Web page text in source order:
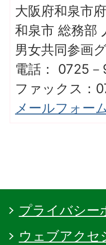
大阪府和泉市
和泉市 総務部
男女共同参画
電話： 0725－
ファックス：
メールフォー
プライバシー
ウェブアクセ